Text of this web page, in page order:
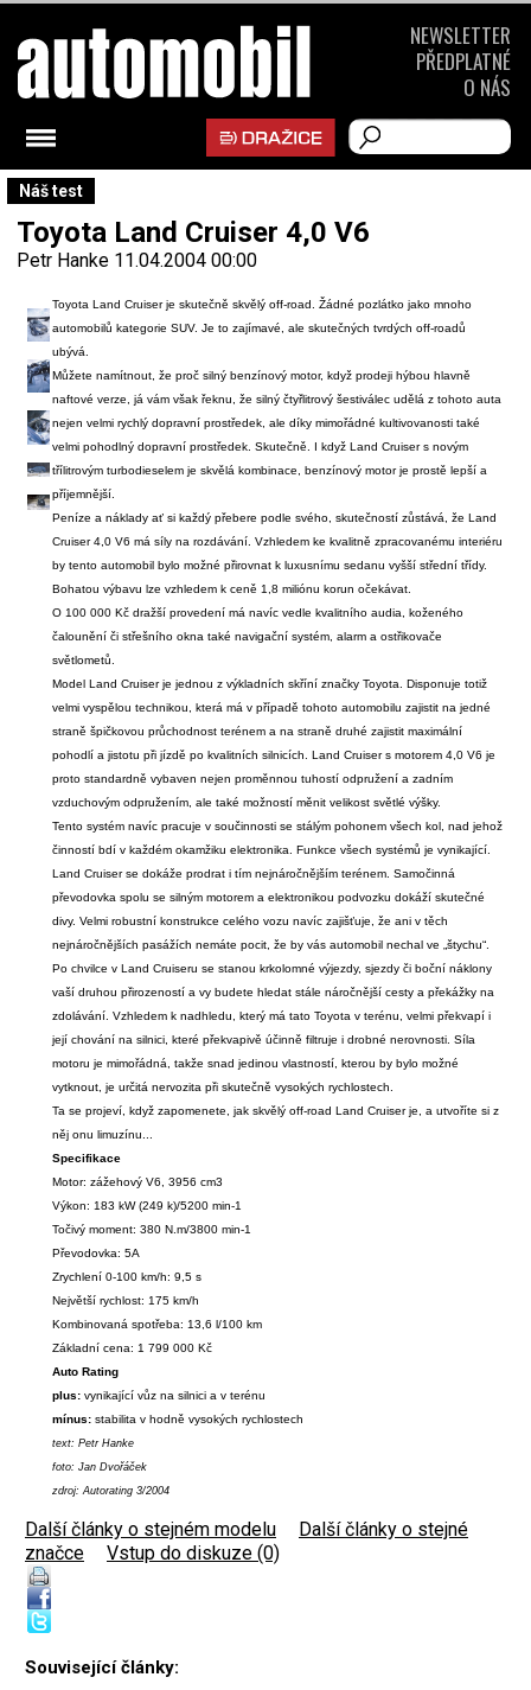
Náš test
Toyota Land Cruiser 4,0 V6
Petr Hanke 11.04.2004 00:00
Toyota Land Cruiser je skutečně skvělý off-road. Žádné pozlátko jako mnoho
automobilů kategorie SUV. Je to zajímavé, ale skutečných tvrdých off-roadů
ubývá.
Můžete namítnout, že proč silný benzínový motor, když prodeji hýbou hlavně
naftové verze, já vám však řeknu, že silný čtyřlitrový šestiválec udělá z tohoto auta
nejen velmi rychlý dopravní prostředek, ale díky mimořádné kultivovanosti také
velmi pohodlný dopravní prostředek. Skutečně. I když Land Cruiser s novým
třílitrovým turbodieselem je skvělá kombinace, benzínový motor je prostě lepší a
příjemnější.
Peníze a náklady ať si každý přebere podle svého, skutečností zůstává, že Land
Cruiser 4,0 V6 má síly na rozdávání. Vzhledem ke kvalitně zpracovanému interiéru
by tento automobil bylo možné přirovnat k luxusnímu sedanu vyšší střední třídy.
Bohatou výbavu lze vzhledem k ceně 1,8 miliónu korun očekávat.
O 100 000 Kč dražší provedení má navíc vedle kvalitního audia, koženého
čalounění či střešního okna také navigační systém, alarm a ostřikovače
světlometů.
Model Land Cruiser je jednou z výkladních skříní značky Toyota. Disponuje totiž
velmi vyspělou technikou, která má v případě tohoto automobilu zajistit na jedné
straně špičkovou průchodnost terénem a na straně druhé zajistit maximální
pohodlí a jistotu při jízdě po kvalitních silnicích. Land Cruiser s motorem 4,0 V6 je
proto standardně vybaven nejen proměnnou tuhostí odpružení a zadním
vzduchovým odpružením, ale také možností měnit velikost světlé výšky.
Tento systém navíc pracuje v součinnosti se stálým pohonem všech kol, nad jehož
činností bdí v každém okamžiku elektronika. Funkce všech systémů je vynikající.
Land Cruiser se dokáže prodrat i tím nejnáročnějším terénem. Samočinná
převodovka spolu se silným motorem a elektronikou podvozku dokáží skutečné
divy. Velmi robustní konstrukce celého vozu navíc zajišťuje, že ani v těch
nejnáročnějších pasážích nemáte pocit, že by vás automobil nechal ve „štychu“.
Po chvilce v Land Cruiseru se stanou krkolomné výjezdy, sjezdy či boční náklony
vaší druhou přirozeností a vy budete hledat stále náročnější cesty a překážky na
zdolávání. Vzhledem k nadhledu, který má tato Toyota v terénu, velmi překvapí i
její chování na silnici, které překvapivě účinně filtruje i drobné nerovnosti. Síla
motoru je mimořádná, takže snad jedinou vlastností, kterou by bylo možné
vytknout, je určitá nervozita při skutečně vysokých rychlostech.
Ta se projeví, když zapomenete, jak skvělý off-road Land Cruiser je, a utvoříte si z
něj onu limuzínu...
Specifikace
Motor: zážehový V6, 3956 cm3
Výkon: 183 kW (249 k)/5200 min-1
Točivý moment: 380 N.m/3800 min-1
Převodovka: 5A
Zrychlení 0-100 km/h: 9,5 s
Největší rychlost: 175 km/h
Kombinovaná spotřeba: 13,6 l/100 km
Základní cena: 1 799 000 Kč
Auto Rating
plus: vynikající vůz na silnici a v terénu
mínus: stabilita v hodně vysokých rychlostech
text: Petr Hanke
foto: Jan Dvořáček
zdroj: Autorating 3/2004
Další články o stejném modelu
Další články o stejné
značce
Vstup do diskuze (0)
Související články:
NEWSLETTER
PŘEDPLATNÉ
O NÁS